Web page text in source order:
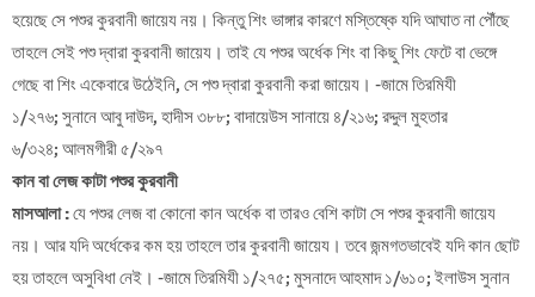
হয়েছে সে পশুর কুরবানী জায়েয নয়। কিন্তু শিং ভাঙ্গার কারণে মস্তিষ্কে যদি আঘাত না পৌঁছে
তাহলে সেই পশু দ্বারা কুরবানী জায়েয। তাই যে পশুর অর্ধেক শিং বা কিছু শিং ফেটে বা ভেঙ্গে
গেছে বা শিং একেবারে উঠেইনি, সে পশু দ্বারা কুরবানী করা জায়েয। -জামে তিরমিযী
১/২৭৬; সুনানে আবু দাউদ, হাদীস ৩৮৮; বাদায়েউস সানায়ে ৪/২১৬; রদ্দুল মুহতার
৬/৩২৪; আলমগীরী ৫/২৯৭
কান বা লেজ কাটা পশুর কুরবানী
মাসআলা :যে পশুর লেজ বা কোনো কান অর্ধেক বা তারও বেশি কাটা সে পশুর কুরবানী জায়েয
নয়। আর যদি অর্ধেকের কম হয় তাহলে তার কুরবানী জায়েয। তবে জন্মগতভাবেই যদি কান ছোট
হয় তাহলে অসুবিধা নেই। -জামে তিরমিযী ১/২৭৫; মুসনাদে আহমাদ ১/৬১০; ইলাউস সুনান